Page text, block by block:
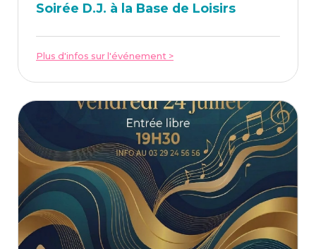
Soi­rée D.J. à la Base de Loisirs
Plus d'infos sur l'événement >